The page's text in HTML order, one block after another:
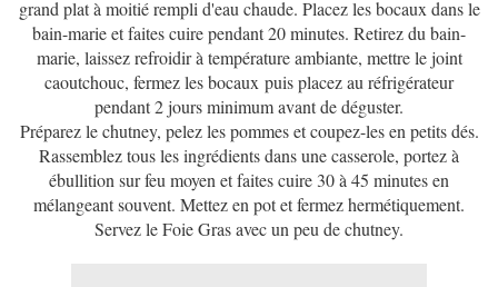
grand plat à moitié rempli d'eau chaude. Placez les bocaux dans le
bain-marie et faites cuire pendant 20 minutes. Retirez du bain-
marie, laissez refroidir à température ambiante, mettre le joint
caoutchouc, fermez les bocaux puis placez au réfrigérateur
pendant 2 jours minimum avant de déguster.
Préparez le chutney, pelez les pommes et coupez-les en petits dés.
Rassemblez tous les ingrédients dans une casserole, portez à
ébullition sur feu moyen et faites cuire 30 à 45 minutes en
mélangeant souvent. Mettez en pot et fermez hermétiquement.
Servez le Foie Gras avec un peu de chutney.